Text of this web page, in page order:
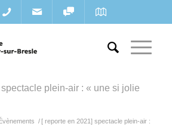
plein-air : « une si jolie
/ [ reporte en 2021] spectacle plein-air :